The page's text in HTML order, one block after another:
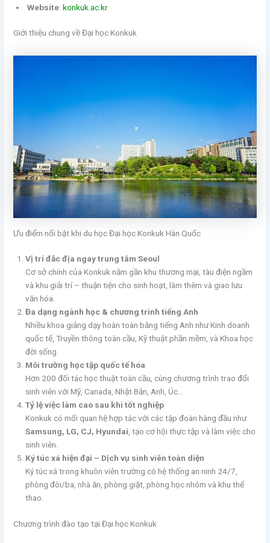
Website:konkuk.ac.kr
Giới thiệu chung về Đại học Konkuk
Ưu điểm nổi bật khi du học Đại học Konkuk Hàn Quốc
Vị trí đắc địa ngay trung tâm Seoul
Cơ sở chính của Konkuk nằm gần khu thương mại, tàu điện ngầm
và khu giải trí – thuận tiện cho sinh hoạt, làm thêm và giao lưu
văn hóa.
Đa dạng ngành học & chương trình tiếng Anh
Nhiều khoa giảng dạy hoàn toàn bằng tiếng Anh như Kinh doanh
quốc tế, Truyền thông toàn cầu, Kỹ thuật phần mềm, và Khoa học
đời sống.
Môi trường học tập quốc tế hóa
Hơn 200 đối tác học thuật toàn cầu, cùng chương trình trao đổi
sinh viên với Mỹ, Canada, Nhật Bản, Anh, Úc…
Tỷ lệ việc làm cao sau khi tốt nghiệp
Konkuk có mối quan hệ hợp tác với các tập đoàn hàng đầu như
Samsung, LG, CJ, Hyundai, tạo cơ hội thực tập và làm việc cho
sinh viên.
Ký túc xá hiện đại – Dịch vụ sinh viên toàn diện
Ký túc xá trong khuôn viên trường có hệ thống an ninh 24/7,
phòng đôi/ba, nhà ăn, phòng giặt, phòng học nhóm và khu thể
thao.
Chương trình đào tạo tại Đại học Konkuk